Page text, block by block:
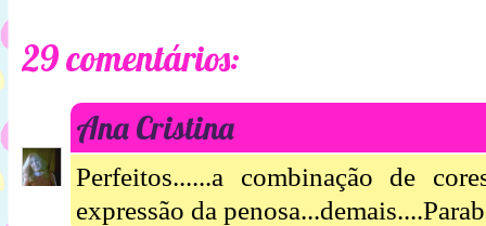
29 comentários:
Ana Cristina
Perfeitos......a combinação de
expressão da